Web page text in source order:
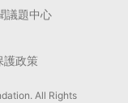
議題中心
護政策
All Rights